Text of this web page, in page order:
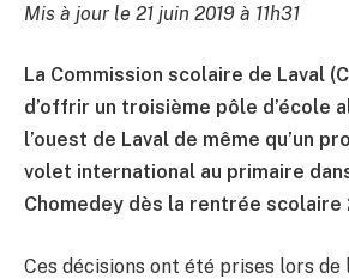
Mis à jour le 21 juin 2019 à 11h31
La Commission scolaire de Laval
d’offrir un troisième pôle d’école
l’ouest de Laval de même qu’un
volet international au primaire
Chomedey dès la rentrée scolaire
Ces décisions ont été prises lors de